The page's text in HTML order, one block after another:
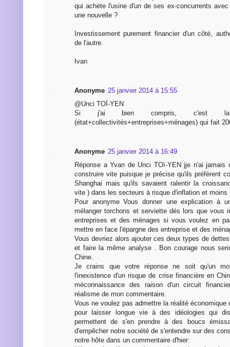
qui achète l'usine d'un de ses ex-concurrents
une nouvelle ?
Investissement purement financier d'un côté,
de l'autre.
Ivan
Anonyme 25 janvier 2014 à 15:55
@Unci TOÏ-YEN
Si j'ai bien compris, c'est la
(état+collectivités+entreprises+ménages) qui fait
Anonyme 25 janvier 2014 à 16:49
Réponse a Yvan de Unci TOï-YEN jje n'ai jamais
construire vite puisque je précise qu'ils préfèrent
Shanghai mais qu'ils savaient ralentir la
vite ) dans les secteurs à risque d'inflation et moins
Pour anonyme Vous donner une explication à
mélanger torchons et serviette dés lors que vous
entreprises et des ménages si vous voulez en
mettre en face l'épargne des entreprise et des
Vous devriez alors ajouter ces deux types de
et faire la même analyse . Bon courage nous
Chine.
Je crains que votre réponse ne soit qu'un
l'inexistence d'un risque de crise financière en
méconnaissance des raison d'un circuit
réalisme de mon commentaire.
Vous ne voulez pas admettre la réalité économique
pour laisser longue vie à des idéologies qui
permettent de s'en prendre à des boucs
d'empêcher notre société de s'entendre sur des
notre hôte dans un commentaire d'hier: